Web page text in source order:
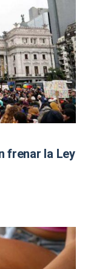
frenar la Ley